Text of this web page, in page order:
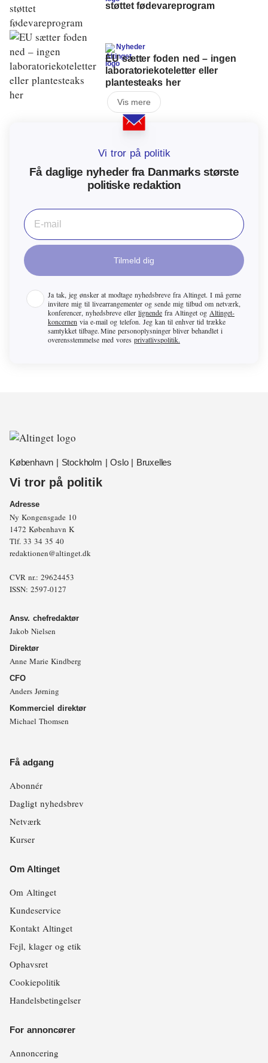
støttet fødevareprogram
Nyheder
EU sætter foden ned – ingen
laboratoriekoteletter eller
plantesteaks her
Vis mere
Vi tror på politik
Få daglige nyheder fra Danmarks største
politiske redaktion
Tilmeld dig
Ja tak, jeg ønsker at modtage nyhedsbreve fraAltinget. I må gerne
invitere mig til livearrangementer og sende mig tilbud om netværk,
konferencer, nyhedsbreve eller lignende fraAltinget og Altinget-
koncernen via e-mail og telefon. Jeg kan til enhver tid trække
samtykket tilbage. Mine personoplysninger bliver behandlet i
overensstemmelse med vores privatlivspolitik.
København | Stockholm | Oslo | Bruxelles
Vi tror på politik
Adresse
Ny Kongensgade 10
1472 København K
Tlf. 33 34 35 40
redaktionen@altinget.dk
CVR nr.: 29624453
ISSN: 2597-0127
Ansv. chefredaktør
Jakob Nielsen
Direktør
Anne Marie Kindberg
CFO
Anders Jørning
Kommerciel direktør
Michael Thomsen
Få adgang
Abonnér
Dagligt nyhedsbrev
Netværk
Kurser
Om Altinget
Om Altinget
Kundeservice
Kontakt Altinget
Fejl, klager og etik
Ophavsret
Cookiepolitik
Handelsbetingelser
For annoncører
Annoncering